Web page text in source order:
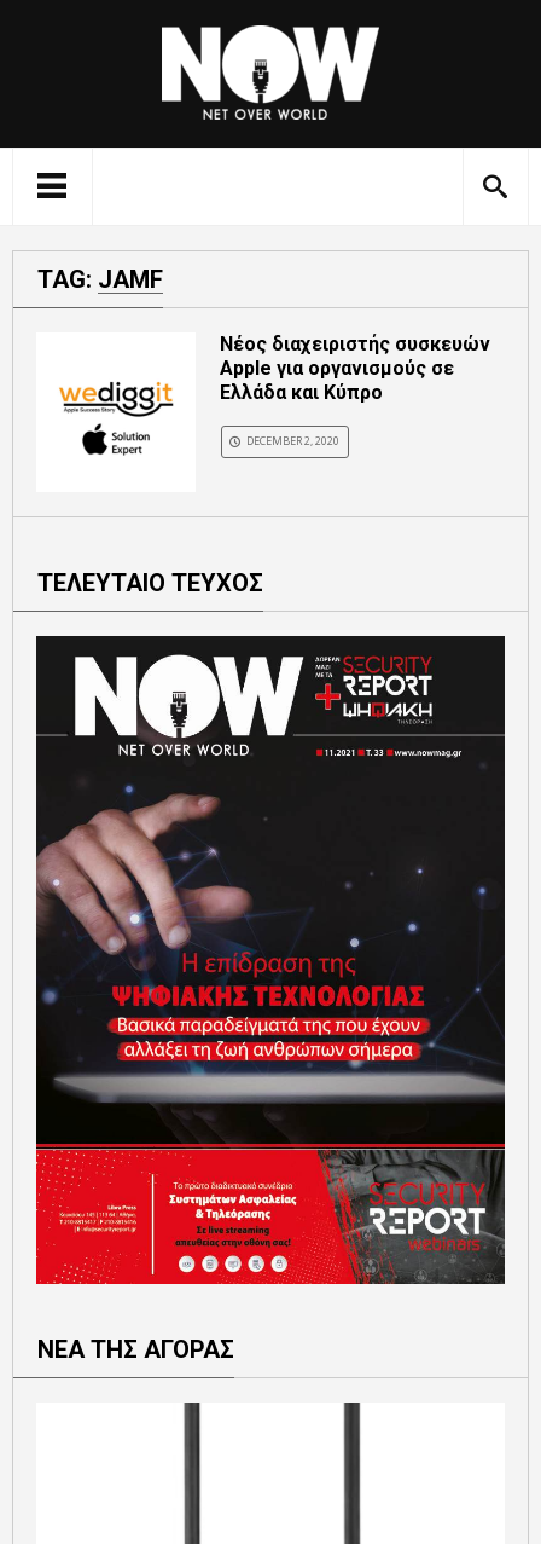
TAG: JAMF
Νέος διαχειριστής συσκευών
Apple για οργανισμούς σε
Ελλάδα και Κύπρο
DECEMBER 2, 2020
ΤΕΛΕΥΤΑΙΟ ΤΕΥΧΟΣ
ΝΕΑ ΤΗΣ ΑΓΟΡΑΣ